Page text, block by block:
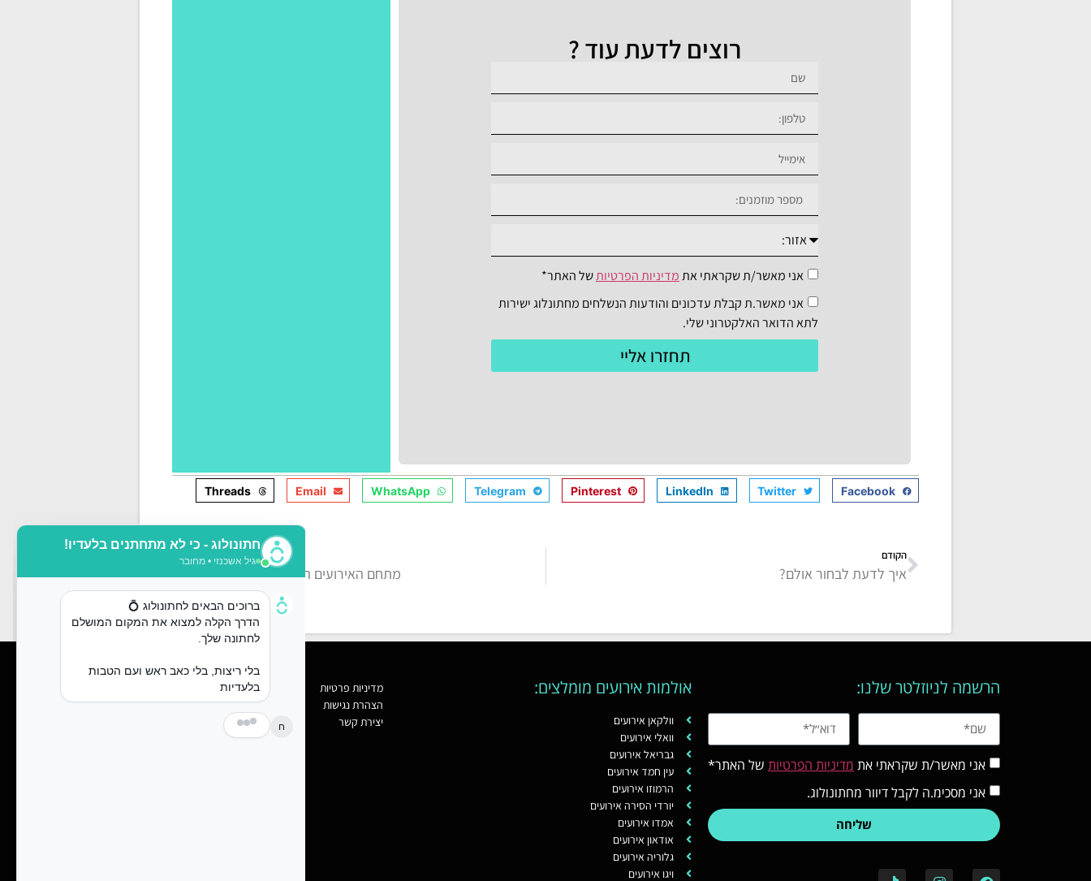
רוצים לדעת עוד ?
אני מאשר/ת שקראתי אתמדיניות הפרטיותשל האתר*
אני מאשר.ת קבלת עדכונים והודעות הנשלחים מחתונלוג ישירות
לתא הדואר האלקטרוני שלי.
תחזרו אליי
Facebook
Twitter
LinkedIn
Pinterest
Telegram
WhatsApp
Email
Threads
הקודם
איך לדעת לבחור אולם? מתחם האירועים האיכותי והחדש ברעננה
הרשמה לניוזלטר שלנו:
אני מאשר/ת שקראתי את מדיניות הפרטיות של האתר*
אני מסכימ.ה לקבל דיוור מחתונולוג.
שליחה
אולמות אירועים מומלצים:
וולקאן אירועים
וואלי אירועים
גבריאל אירועים
עין חמד אירועים
הרמוזו אירועים
יורדי הסירה אירועים
אמדו אירועים
אודאון אירועים
גלוריה אירועים
ויגו אירועים
מדיניות פרטיות
הצהרת נגישות
יצירת קשר